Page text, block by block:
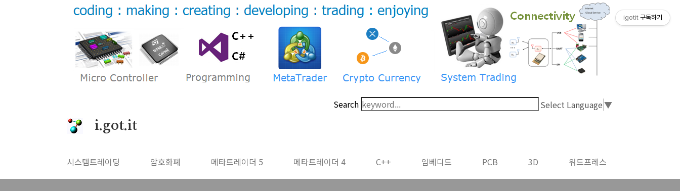
Search Select Language▼
i.got.it
시스템트레이딩 암호화폐 메타트레이더 5 메타트레이더 4 C++ 임베디드 PCB 3D 워드프레스
igotit 구독하기